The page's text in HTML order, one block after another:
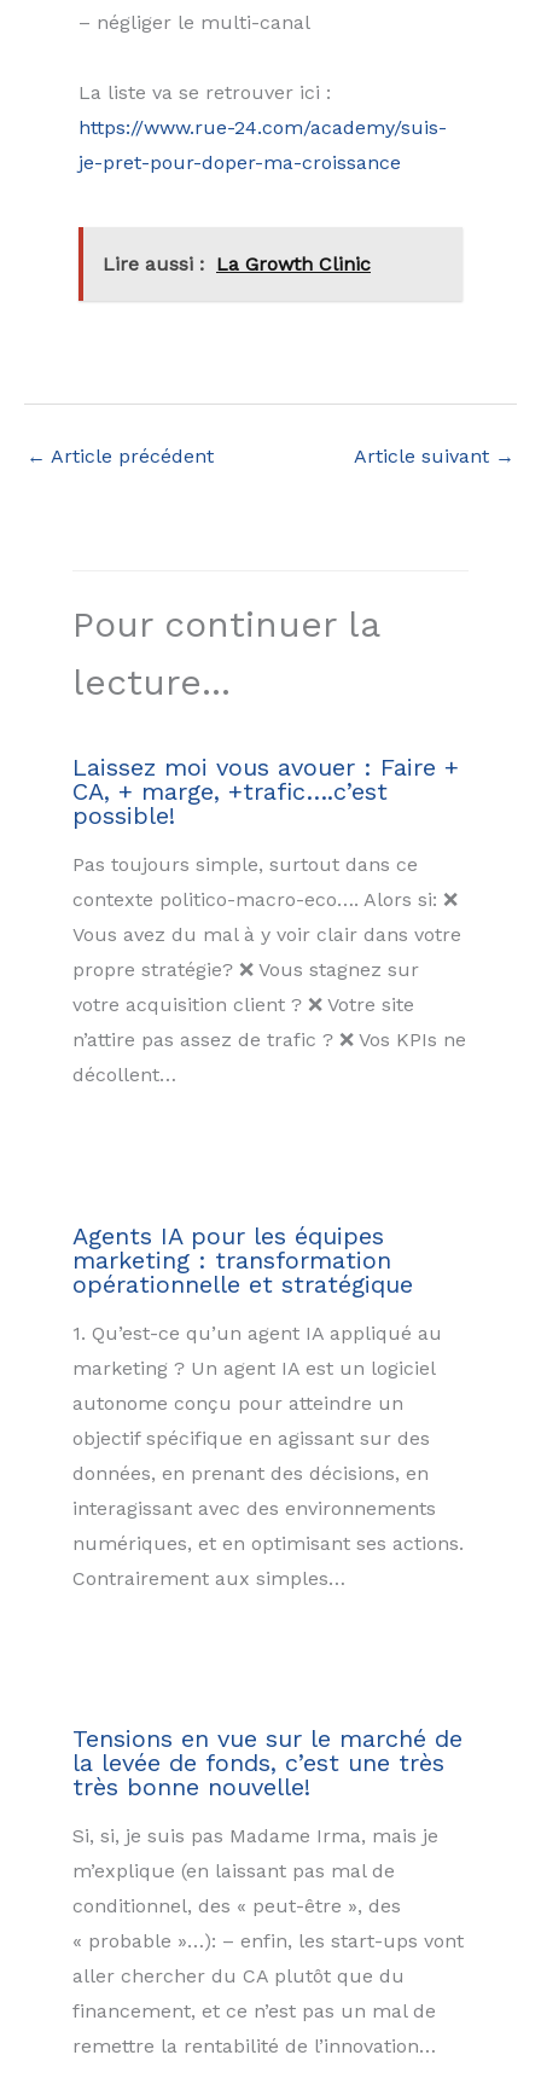
– négliger le multi-canal
La liste va se retrouver ici :
https://www.rue-24.com/academy/suis-
je-pret-pour-doper-ma-croissance
Lire aussi : La Growth Clinic
← Article précédent Article suivant →
Pour continuer la
lecture...
Laissez moi vous avouer : Faire +
CA, + marge, +trafic….c’est
possible!
Pas toujours simple, surtout dans ce
contexte politico-macro-eco…. Alors si: ❌
Vous avez du mal à y voir clair dans votre
propre stratégie? ❌ Vous stagnez sur
votre acquisition client ? ❌ Votre site
n’attire pas assez de trafic ? ❌ Vos KPIs ne
décollent…
Agents IA pour les équipes
marketing : transformation
opérationnelle et stratégique
1. Qu’est-ce qu’un agent IA appliqué au
marketing ? Un agent IA est un logiciel
autonome conçu pour atteindre un
objectif spécifique en agissant sur des
données, en prenant des décisions, en
interagissant avec des environnements
numériques, et en optimisant ses actions.
Contrairement aux simples…
Tensions en vue sur le marché de
la levée de fonds, c’est une très
très bonne nouvelle!
Si, si, je suis pas Madame Irma, mais je
m’explique (en laissant pas mal de
conditionnel, des « peut-être », des
« probable »…): – enfin, les start-ups vont
aller chercher du CA plutôt que du
financement, et ce n’est pas un mal de
remettre la rentabilité de l’innovation…